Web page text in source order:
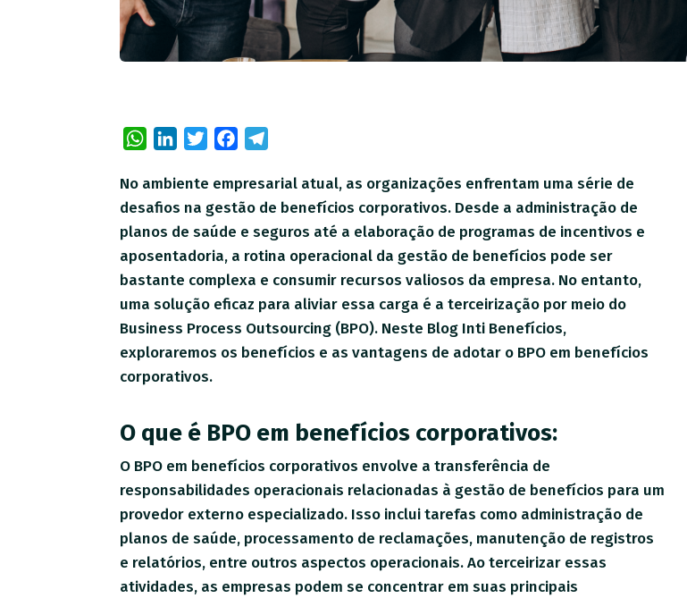
WhatsApp
LinkedInTwitterFacebook
No ambiente empresarial atual, as organizações enfrentam uma série de
desafios na gestão de benefícios corporativos. Desde a administração de
planos de saúde e seguros até a elaboração de programas de incentivos e
aposentadoria, a rotina operacional da gestão de benefícios pode ser
bastante complexa e consumir recursos valiosos da empresa. No entanto,
uma solução eficaz para aliviar essa carga é a terceirização por meio do
Business Process Outsourcing (BPO). Neste Blog Inti Benefícios,
exploraremos os benefícios e as vantagens de adotar o BPO em benefícios
corporativos.
O que é BPO em benefícios corporativos:
O BPO em benefícios corporativos envolve a transferência de
responsabilidades operacionais relacionadas à gestão de benefícios para um
provedor externo especializado. Isso inclui tarefas como administração de
planos de saúde, processamento de reclamações, manutenção de registros
e relatórios, entre outros aspectos operacionais. Ao terceirizar essas
atividades, as empresas podem se concentrar em suas principais